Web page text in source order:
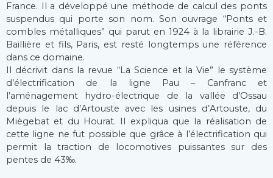
France. Il a développé une méthode de calcul des ponts
suspendus qui porte son nom. Son ouvrage “Ponts et
combles métalliques” qui parut en 1924 à la librairie J.-B.
Baillière et fils, Paris, est resté longtemps une référence
dans ce domaine.
Il décrivit dans la revue “La Science et la Vie” le système
d’électrification de la ligne Pau – Canfranc et
l’aménagement hydro-électrique de la vallée d’Ossau
depuis le lac d’Artouste avec les usines d’Artouste, du
Miègebat et du Hourat. Il expliqua que la réalisation de
cette ligne ne fut possible que grâce à l’électrification qui
permit la traction de locomotives puissantes sur des
pentes de 43‰.